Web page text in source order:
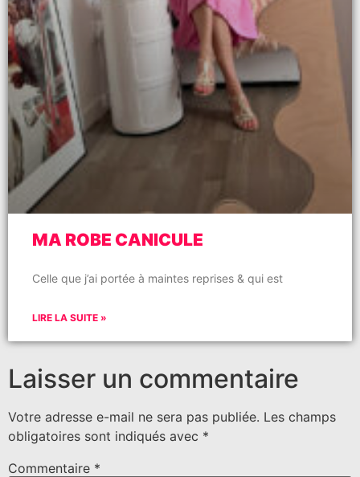
MA ROBE CANICULE
Celle que j’ai portée à maintes reprises & qui est
LIRE LA SUITE »
Laisser un commentaire
Votre adresse e-mail ne sera pas publiée. Les champs
obligatoires sont indiqués avec *
Commentaire *